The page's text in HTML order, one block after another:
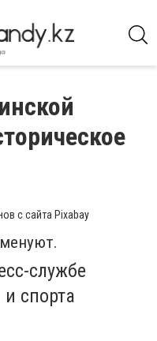
с сайта Pixabay
службе
спорта